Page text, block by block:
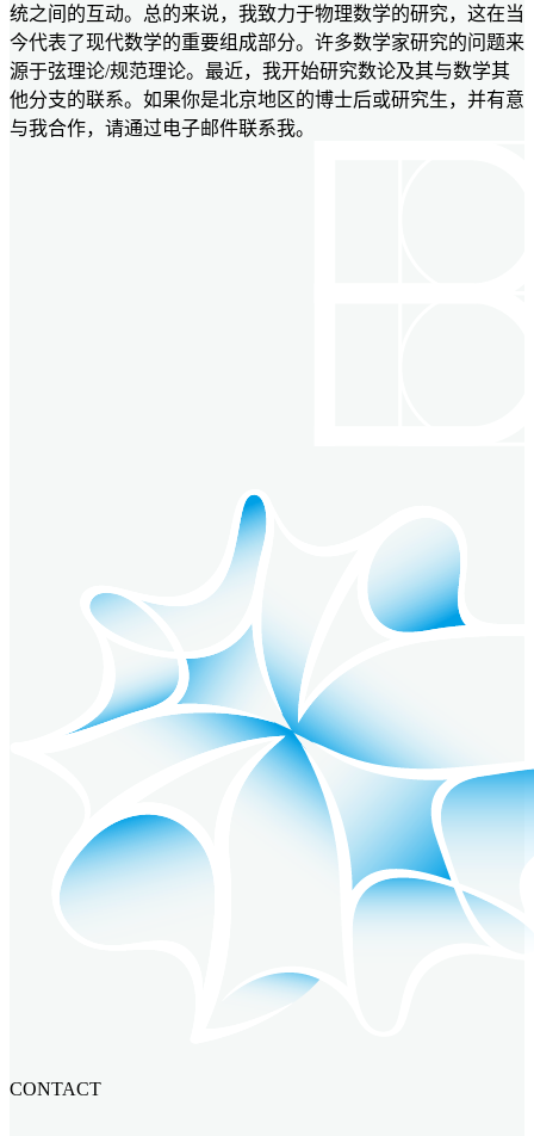
统之间的互动。总的来说，我致力于物理数学的研究，这在当
今代表了现代数学的重要组成部分。许多数学家研究的问题来
源于弦理论/规范理论。最近，我开始研究数论及其与数学其
他分支的联系。如果你是北京地区的博士后或研究生，并有意
与我合作，请通过电子邮件联系我。
CONTACT